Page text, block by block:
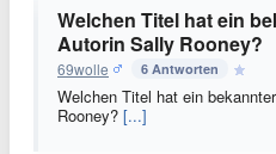
Welchen Titel hat ein
Autorin Sally Rooney?
69wolle 6 Antworten
Welchen Titel hat ein
Rooney? [...]